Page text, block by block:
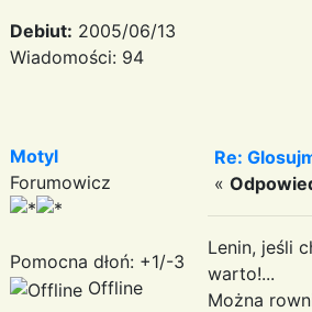
Debiut: 2005/06/13
Wiadomości: 94
Motyl
Forumowicz
Pomocna dłoń: +1/-3
Offline
Re:
«
Lenin, jeśli
warto!...
Można